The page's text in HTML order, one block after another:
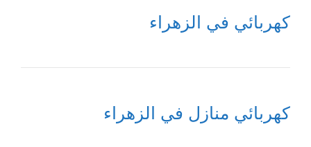
كهربائي في الزهراء
كهربائي منازل في الزهراء